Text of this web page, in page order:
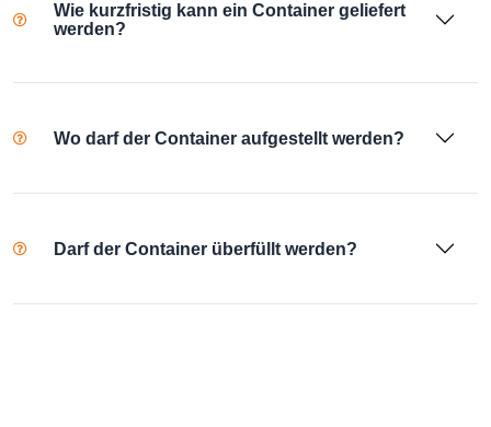
Wie kurzfristig kann ein Container geliefert
werden?
Wo darf der Container aufgestellt werden?
Darf der Container überfüllt werden?